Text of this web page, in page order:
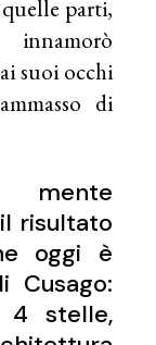
quelle parti,
suoi occhi
di
mente
risultato
oggi è
Cusago:
4 stelle,